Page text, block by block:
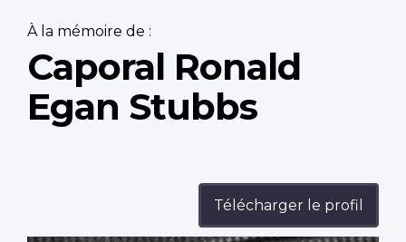
À la mémoire de :
Caporal Ronald
Egan Stubbs
Télécharger le profil